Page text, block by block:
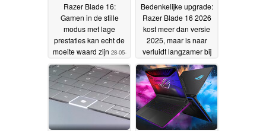
Razer Blade 16:
Gamen in de stille
modus met lage
prestaties kan echt de
moeite waard zijn 28-05-
2026
Bedenkelijke upgrade:
Razer Blade 16 2026
kost meer dan versie
2025, maar is naar
verluidt langzamer bij
het gamen21-05-2026